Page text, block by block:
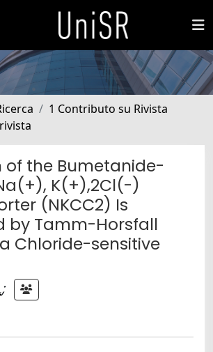
1 Contributo su Rivista
of the Bumetanide-
K(+),2Cl(-)
(NKCC2) Is
by Tamm-Horsfall
Chloride-sensitive
;